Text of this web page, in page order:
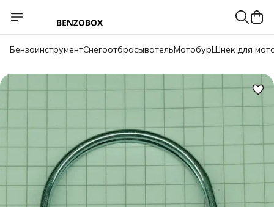
БензоинструментСнегоотбрасывательМотобурШнек для